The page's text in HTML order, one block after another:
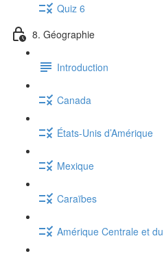
Quiz 6
8. Géographie
Introduction
Canada
États-Unis d’Amérique
Mexique
Caraïbes
Amérique Centrale et